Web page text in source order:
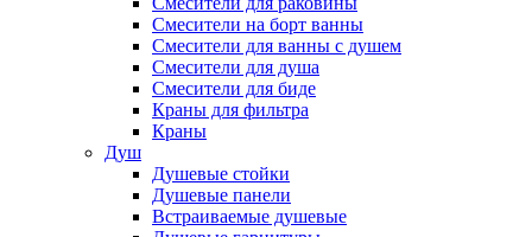
Смесители на борт ванны
Смесители для ванны с душем
Смесители для душа
Смесители для биде
Краны для фильтра
Краны
Душ
Душевые стойки
Душевые панели
Встраиваемые душевые